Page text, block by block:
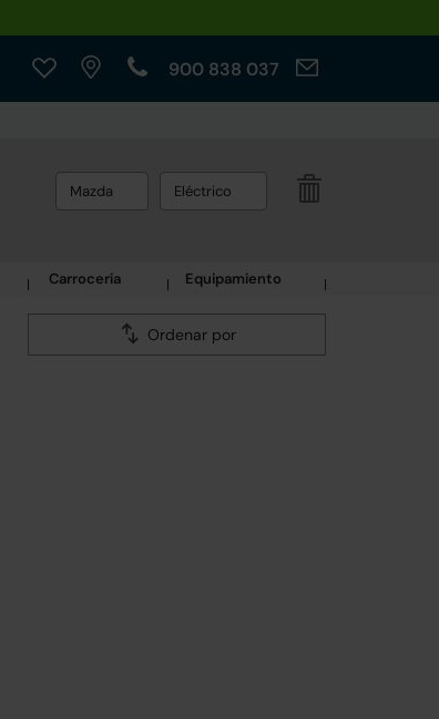
900 838 037
Mazda Eléctrico
Carrocería Equipamiento
Ordenar por